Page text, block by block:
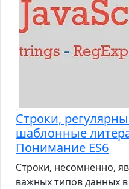
Строки,
шаблонные
Понимание ES6
Строки, несомненно,
важных типов данных